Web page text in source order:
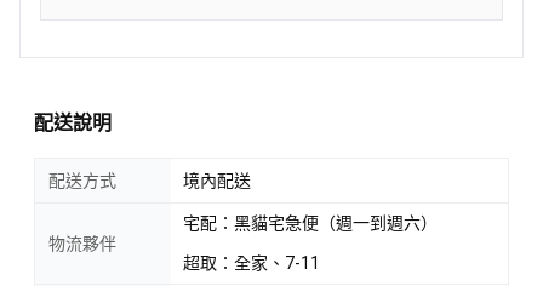
出生於神奈川縣,以《水妖森林》獲得少年冒險小說大獎。著有
《送行者的女兒》、《鐵匠的女兒》、《盜角妖傳》、《幽靈
列、「鬼辻有鬼」系列。
繪者簡介
jyajya
配送說明
配送方式 境內配送
物流夥伴
宅配：黑貓宅急便（週一到週六）
超取：全家、7-11